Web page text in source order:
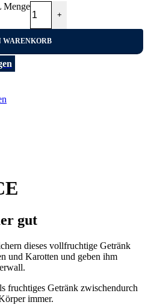
Menge
+
WARENKORB
gut
dieses vollfruchtige Getränk
und Karotten und geben ihm
fruchtiges Getränk zwischendurch
immer.